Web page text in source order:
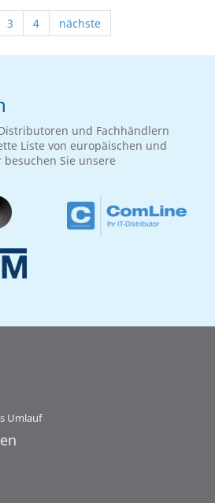
3 4 nächste
und Fachhändlern
Liste von europäischen und
Sie unsere
Umlauf